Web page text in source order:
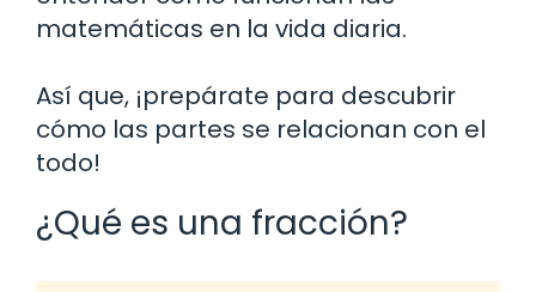
matemáticas en la vida diaria.
Así que, ¡prepárate para descubrir
cómo las partes se relacionan con el
todo!
¿Qué es una fracción?